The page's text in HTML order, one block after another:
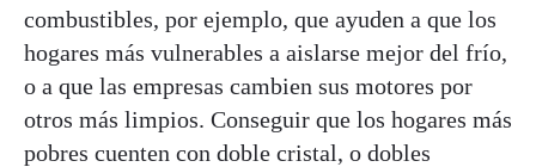
combustibles, por ejemplo, que ayuden a que los
hogares más vulnerables a aislarse mejor del frío,
o a que las empresas cambien sus motores por
otros más limpios. Conseguir que los hogares más
pobres cuenten con doble cristal, o dobles